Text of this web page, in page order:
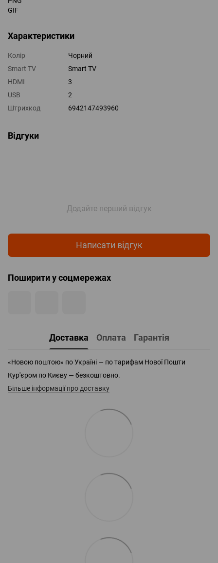
GIF
Характеристики
Колір
Чорний
Smart TV
Smart TV
HDMI
3
USB
2
Штрихкод
6942147493960
Відгуки
Додайте перший відгук
Написати відгук
Поширити у соцмережах
Доставка Оплата Гарантія
«Новою поштою» по Україні — по тарифам Нової Пошти
Кур'єром по Києву — безкоштовно.
Більше інформації про доставку